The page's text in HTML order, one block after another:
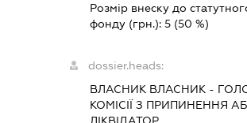
Розмір внеску до
фонду (грн.):5 (50 %)
dossier.heads:
ВЛАСНИК ВЛАСНИК -
КОМІСІЇ З ПРИПИНЕННЯ